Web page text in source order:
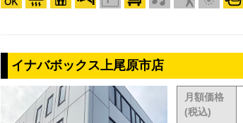
イナバボックス上尾原市店
月額価格
(税込)